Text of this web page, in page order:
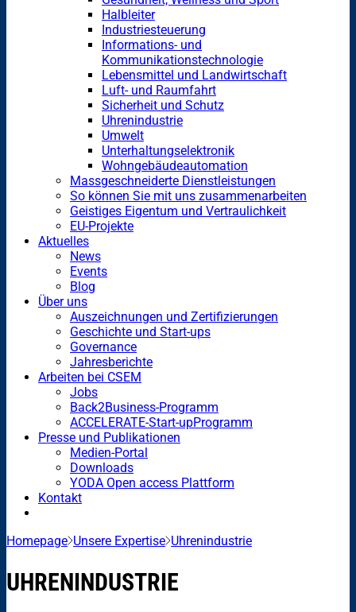
Halbleiter
Industriesteuerung
Informations- und
Kommunikationstechnologie
Lebensmittel und Landwirtschaft
Luft- und Raumfahrt
Sicherheit und Schutz
Uhrenindustrie
Umwelt
Unterhaltungselektronik
Wohngebäudeautomation
Massgeschneiderte Dienstleistungen
So können Sie mit uns zusammenarbeiten
Geistiges Eigentum und Vertraulichkeit
EU-Projekte
Aktuelles
News
Events
Blog
Über uns
Auszeichnungen und Zertifizierungen
Geschichte und Start-ups
Governance
Jahresberichte
Arbeiten bei CSEM
Jobs
Back2Business-Programm
ACCELERATE-Start-upProgramm
Presse und Publikationen
Medien-Portal
Downloads
YODA Open access Plattform
Kontakt
Homepage Unsere Expertise Uhrenindustrie
UHRENINDUSTRIE